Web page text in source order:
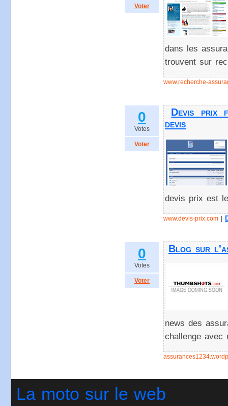
Voter
dans les
trouvent sur
www.recherche-
0
Votes
Voter
Devis prix
devis
devis prix est
www.devis-prix.com
0
Votes
Voter
Blog sur
news des
challenge avec
La moto sur le web